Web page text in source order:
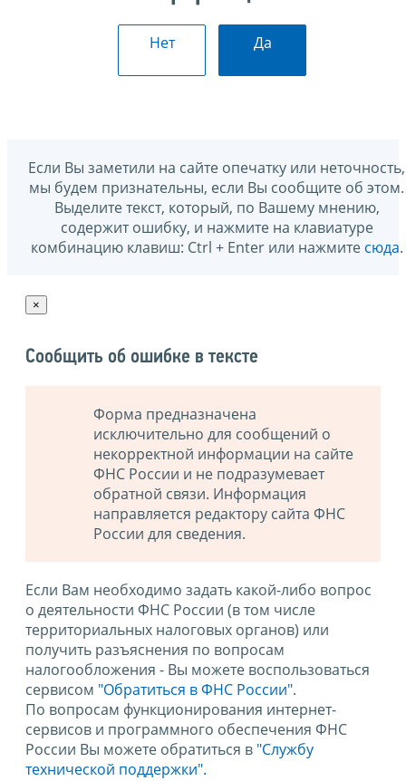
Нет Да
Если Вы заметили на сайте опечатку или неточность,
мы будем признательны, если Вы сообщите об этом.
Выделите текст, который, по Вашему мнению,
содержит ошибку, и нажмите на клавиатуре
комбинацию клавиш: Ctrl + Enter или нажмите сюда.
×
Сообщить об ошибке в тексте
Форма предназначена
исключительно для сообщений о
некорректной информации на сайте
ФНС России и не подразумевает
обратной связи. Информация
направляется редактору сайта ФНС
России для сведения.
Если Вам необходимо задать какой-либо вопрос
о деятельности ФНС России (в том числе
территориальных налоговых органов) или
получить разъяснения по вопросам
налогообложения - Вы можете воспользоваться
сервисом "Обратиться в ФНС России".
По вопросам функционирования интернет-
сервисов и программного обеспечения ФНС
России Вы можете обратиться в "Службу
технической поддержки".